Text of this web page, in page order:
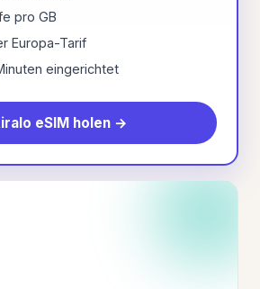
pro GB
Europa-Tarif
eingerichtet
eSIM holen →